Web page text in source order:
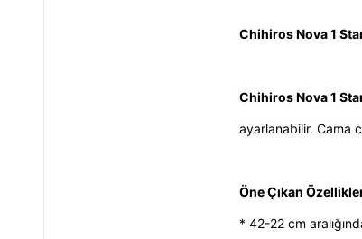
Chihiros Nova 1
Chihiros Nova 1
ayarlanabilir. Cama
Öne Çıkan
* 42-22 cm